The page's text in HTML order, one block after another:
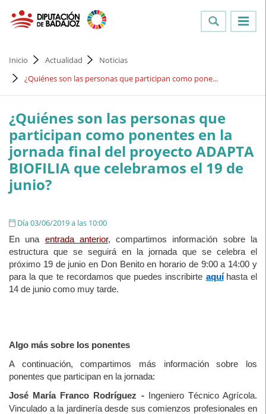
Inicio Actualidad
Noticias
¿Quiénes son las personas que participan como pone...
¿Quiénes son las personas que
participan como ponentes en la
jornada final del proyecto ADAPTA
BIOFILIA que celebramos el 19 de
junio?
Día 03/06/2019 a las 10:00
En una entrada anterior, compartimos información sobre la
estructura que se seguirá en la jornada que se celebra el
próximo 19 de junio en Don Benito en horario de 9:00 a 14:00 y
para la que te recordamos que puedes inscribirte aquí hasta el
14 de junio como muy tarde.
Algo más sobre los ponentes
A continuación, compartimos más información sobre los
ponentes que participan en la jornada:
José María Franco Rodríguez -
Ingeniero Técnico Agrícola.
Vinculado a la jardinería desde sus comienzos profesionales en